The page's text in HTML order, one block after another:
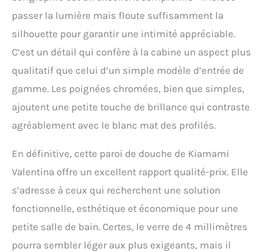
passer la lumière mais floute suffisamment la
silhouette pour garantir une intimité appréciable.
C’est un détail qui confère à la cabine un aspect plus
qualitatif que celui d’un simple modèle d’entrée de
gamme. Les poignées chromées, bien que simples,
ajoutent une petite touche de brillance qui contraste
agréablement avec le blanc mat des profilés.
En définitive, cette paroi de douche de Kiamami
Valentina offre un excellent rapport qualité-prix. Elle
s’adresse à ceux qui recherchent une solution
fonctionnelle, esthétique et économique pour une
petite salle de bain. Certes, le verre de 4 millimètres
pourra sembler léger aux plus exigeants, mais il